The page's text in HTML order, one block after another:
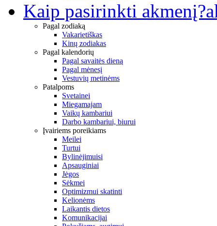
Kaip pasirinkti akmenį?
Pagal zodiaką
Vakarietiškas
Kinų zodiakas
Pagal kalendorių
Pagal savaitės dieną
Pagal mėnesį
Vestuvių metinėms
Patalpoms
Svetainei
Miegamajam
Vaikų kambariui
Darbo kambariui, biurui
Įvairiems poreikiams
Meilei
Turtui
Bylinėjimuisi
Apsauginiai
Jėgos
Sėkmei
Optimizmui skatinti
Kelionėms
Laikantis dietos
Komunikacijai